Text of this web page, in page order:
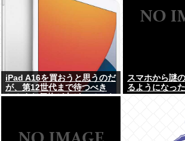
iPad A16を買おうと思うのだ
が、第12世代まで待つべき
か？まだ価格が上がっていく
スマホから謎
るようになっ